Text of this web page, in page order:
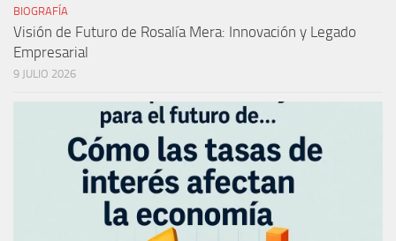
BIOGRAFÍA
Visión de Futuro de Rosalía Mera: Innovación y Legado
Empresarial
9 JULIO 2026